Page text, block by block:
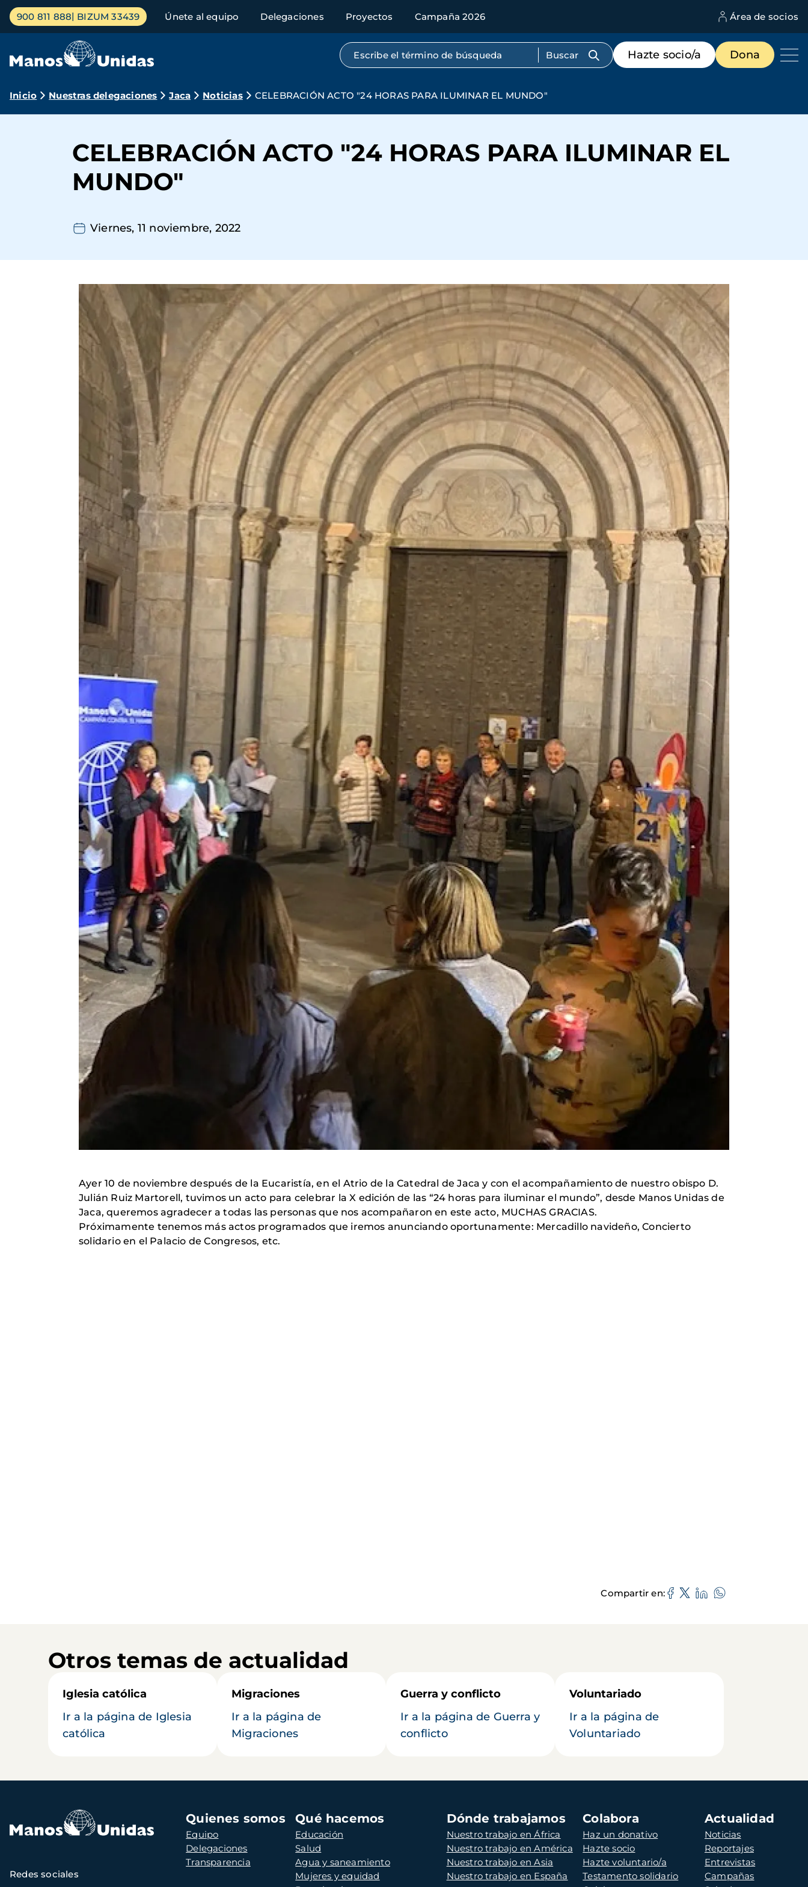
Pasar
contenido
Menú
principal
900 811 888 BIZUM 33439 Únete al equipo Delegaciones Proyectos Campaña 2026 Área de socios
Búsqueda por texto completo
Menú
de
destacados
Hazte socio/a Dona
Ruta
navegación
Inicio Nuestras delegaciones Jaca Noticias CELEBRACIÓN ACTO "24 HORAS PARA ILUMINAR EL MUNDO"
CELEBRACIÓN ACTO "24 HORAS PARA ILUMINAR EL
MUNDO"
Viernes, 11 noviembre, 2022
Ayer 10 de noviembre después de la Eucaristía, en el Atrio de la Catedral de Jaca y con el acompañamiento de nuestro obispo D.
Julián Ruiz Martorell, tuvimos un acto para celebrar la X edición de las “24 horas para iluminar el mundo”, desde Manos Unidas de
Jaca, queremos agradecer a todas las personas que nos acompañaron en este acto, MUCHAS GRACIAS.
Próximamente tenemos más actos programados que iremos anunciando oportunamente: Mercadillo navideño, Concierto
solidario en el Palacio de Congresos, etc.
Compartir en
Otros temas de actualidad
Iglesia católica
Ir a la página de Iglesia
católica
Migraciones
Ir a la página de
Migraciones
Guerra y conflicto
Ir a la página de Guerra y
conflicto
Voluntariado
Ir a la página de
Voluntariado
Navegación
principal
Quienes somos
Equipo
Delegaciones
Transparencia
Qué hacemos
Educación
Salud
Agua y saneamiento
Mujeres y equidad
Dónde trabajamos
Nuestro trabajo en África
Nuestro trabajo en América
Nuestro trabajo en Asia
Nuestro trabajo en España
Colabora
Haz un donativo
Hazte socio
Hazte voluntario/a
Testamento solidario
Actualidad
Noticias
Reportajes
Entrevistas
Campañas
Redes sociales